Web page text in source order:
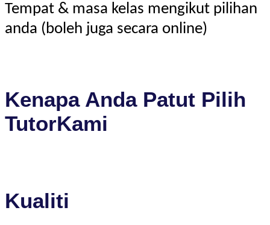
Tempat & masa kelas mengikut pilihan
anda (boleh juga secara online)
Kenapa Anda Patut Pilih
TutorKami
Kualiti